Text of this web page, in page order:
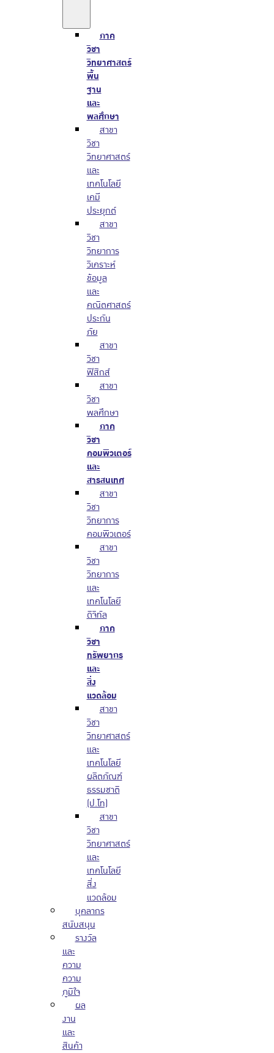
ภาค
วิชา
วิทยาศาสตร์
พื้น
ฐาน
และ
พลศึกษา
สาขา
วิชา
วิทยาศาสตร์
และ
เทคโนโลยี
เคมี
ประยุกต์
สาขา
วิชา
วิทยาการ
วิเคราะห์
ข้อมูล
และ
คณิตศาสตร์
ประกัน
ภัย
สาขา
วิชา
ฟิสิกส์
สาขา
วิชา
พลศึกษา
ภาค
วิชา
คอมพิวเตอร์
และ
สารสนเทศ
สาขา
วิชา
วิทยาการ
คอมพิวเตอร์
สาขา
วิชา
วิทยาการ
และ
เทคโนโลยี
ดิจิทัล
ภาค
วิชา
ทรัพยากร
และ
สิ่ง
แวดล้อม
สาขา
วิชา
วิทยาศาสตร์
และ
เทคโนโลยี
ผลิตภัณฑ์
ธรรมชาติ
(ป.โท)
สาขา
วิชา
วิทยาศาสตร์
และ
เทคโนโลยี
สิ่ง
แวดล้อม
บุคลากร
สนับสนุน
รางวัล
และ
ความ
ความ
ภูมิใจ
ผล
งาน
และ
สินค้า